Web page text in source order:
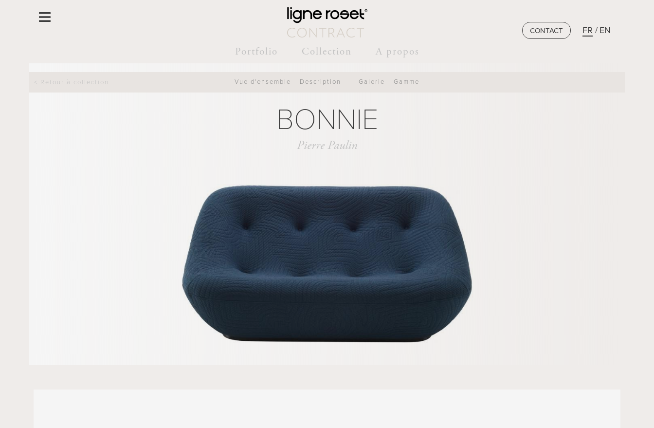
Portfolio Collection A propos
CONTACT FR EN
< Retour à collection Vue d'ensemble Description Galerie Gamme
BONNIE
Pierre Paulin